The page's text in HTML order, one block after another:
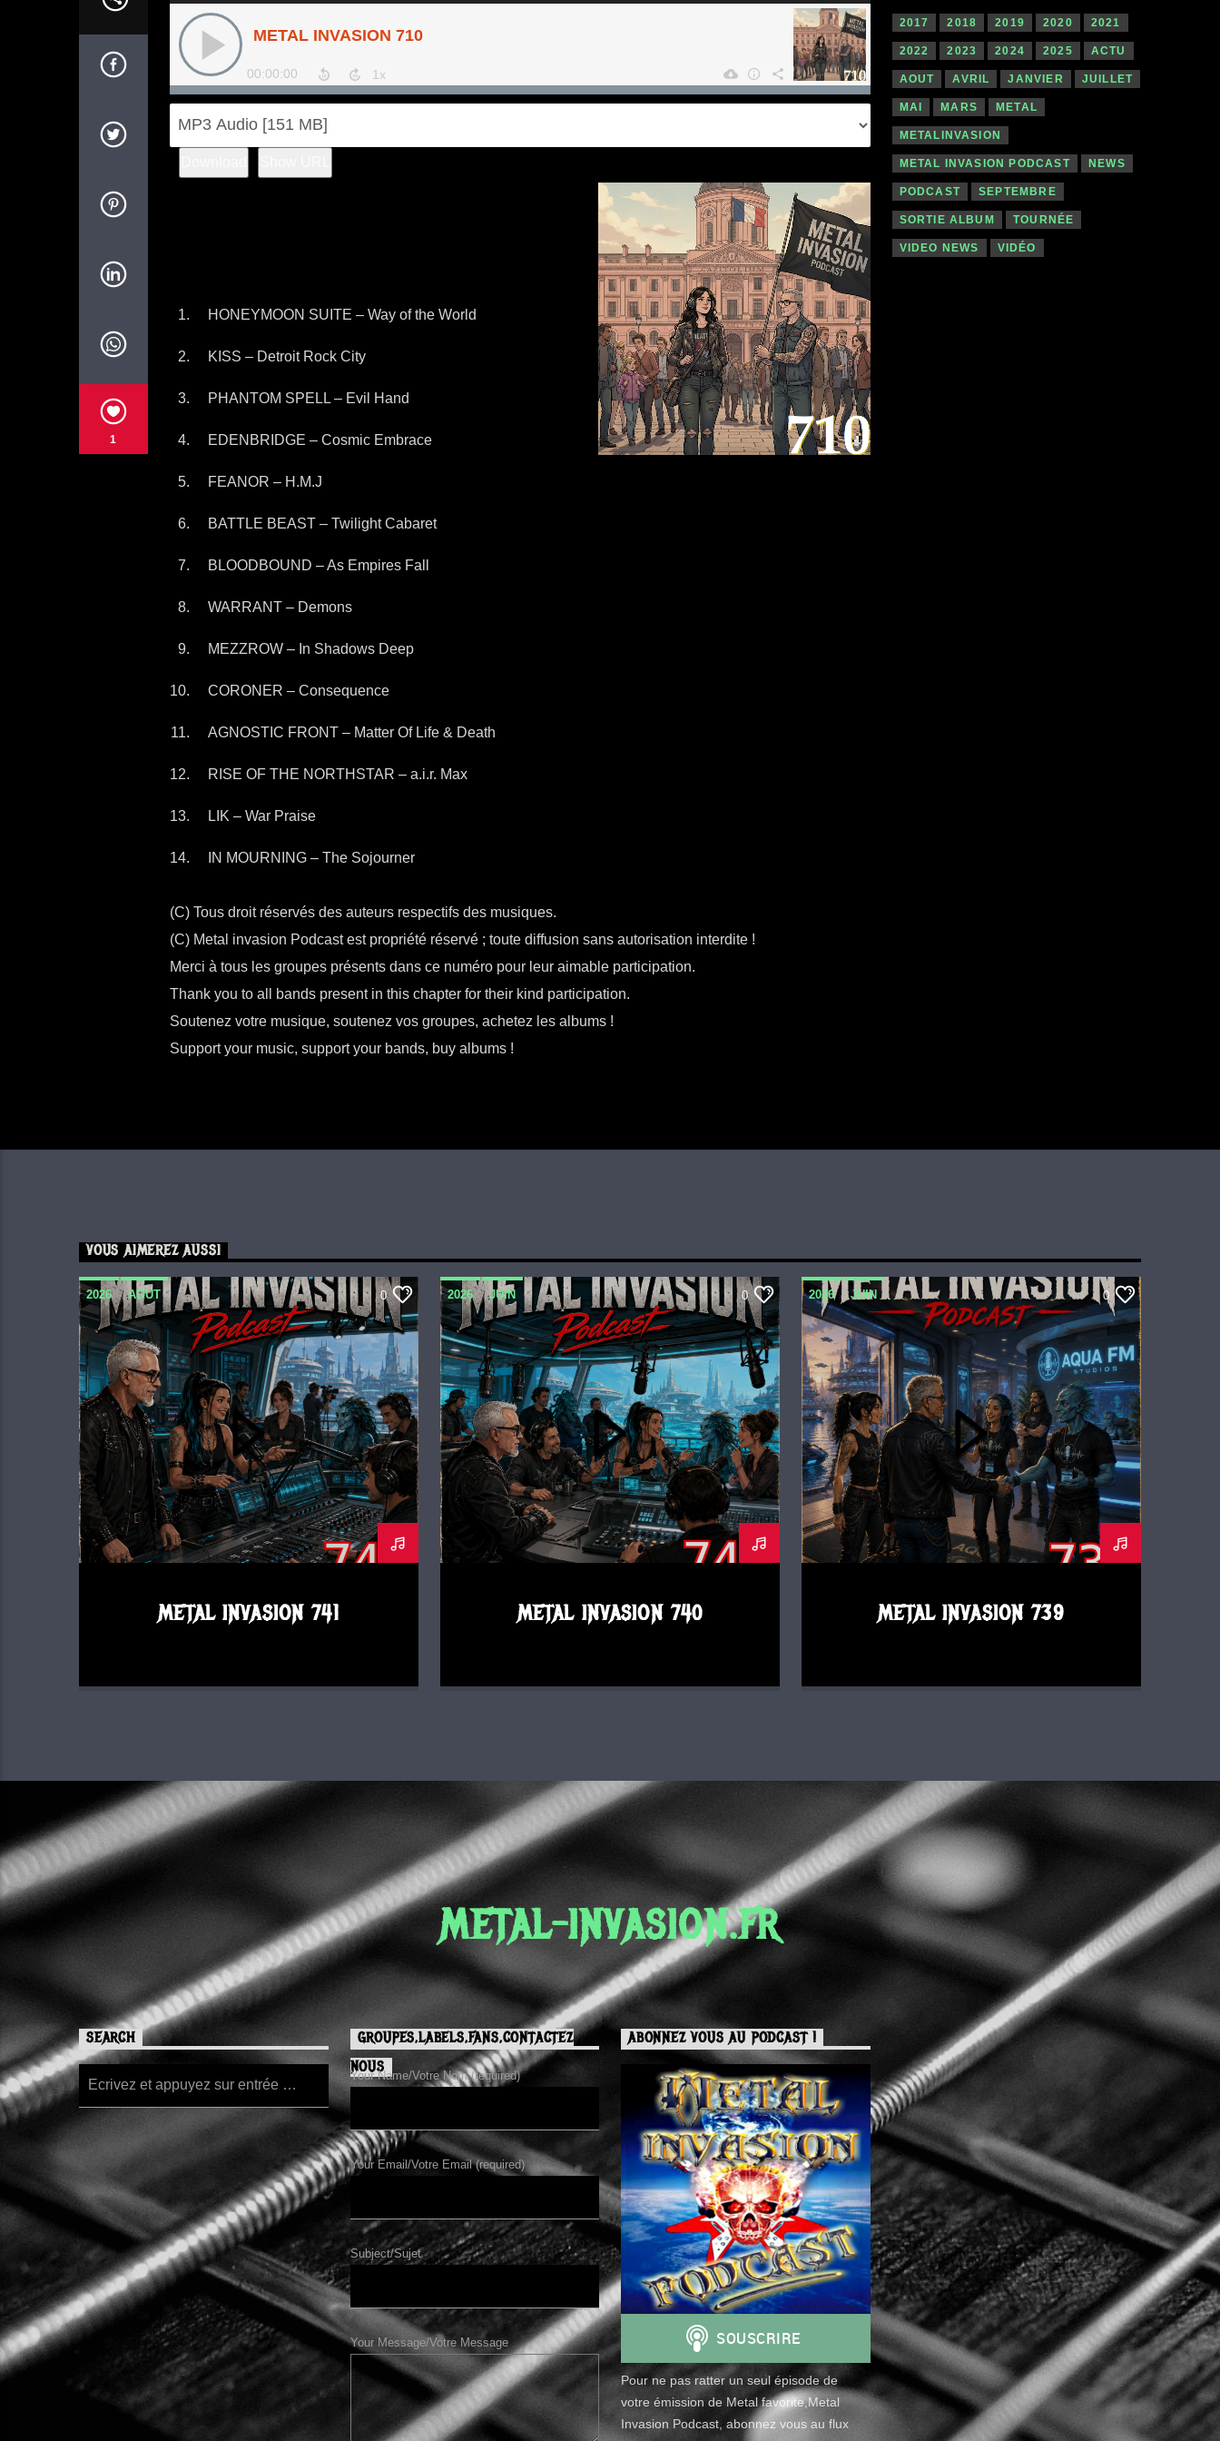
1
audio
les
flèches
haut/bas
pour
le
volume.
HONEYMOON SUITE – Way of the World
KISS – Detroit Rock City
PHANTOM SPELL – Evil Hand
EDENBRIDGE – Cosmic Embrace
FEANOR – H.M.J
BATTLE BEAST – Twilight Cabaret
BLOODBOUND – As Empires Fall
WARRANT – Demons
MEZZROW – In Shadows Deep
CORONER – Consequence
AGNOSTIC FRONT – Matter Of Life & Death
RISE OF THE NORTHSTAR – a.i.r. Max
LIK – War Praise
IN MOURNING – The Sojourner
(C) Tous droit réservés des auteurs respectifs des musiques.
(C) Metal invasion Podcast est propriété réservé ; toute diffusion sans autorisation interdite !
Merci à tous les groupes présents dans ce numéro pour leur aimable participation.
Thank you to all bands present in this chapter for their kind participation.
Soutenez votre musique, soutenez vos groupes, achetez les albums !
Support your music, support your bands, buy albums !
2017 2018 2019 2020 2021
2022 2023 2024 2025 ACTU
AOUT AVRIL JANVIER JUILLET
MAI MARS METAL
METALINVASION
METAL INVASION PODCAST NEWS
PODCAST SEPTEMBRE
SORTIE ALBUM TOURNÉE
VIDEO NEWS VIDÉO
VOUS AIMEREZ AUSSI
2026 AOUT
METAL INVASION PODCAST
0
METAL INVASION 741
2026 JUIN
METAL INVASION PODCAST
0
METAL INVASION 740
2026 JUIN
METAL INVASION PODCAST
0
METAL INVASION 739
METAL-INVASION.FR
SEARCH
GROUPES,LABELS,FANS,CONTACTEZ
NOUS
Your Name/Votre Nom (required)
Your Email/Votre Email (required)
Subject/Sujet
Your Message/Votre Message
ABONNEZ VOUS AU PODCAST !
Pour ne pas ratter un seul épisode de
votre émission de Metal favorite,Metal
Invasion Podcast, abonnez vous au flux